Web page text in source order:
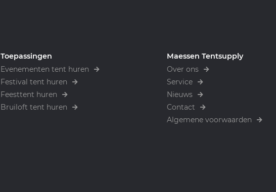
Toepassingen
Evenementen tent huren
Festival tent huren
Feesttent huren
Bruiloft tent huren
Maessen Tentsupply
Over ons
Service
Nieuws
Contact
Algemene voorwaarden